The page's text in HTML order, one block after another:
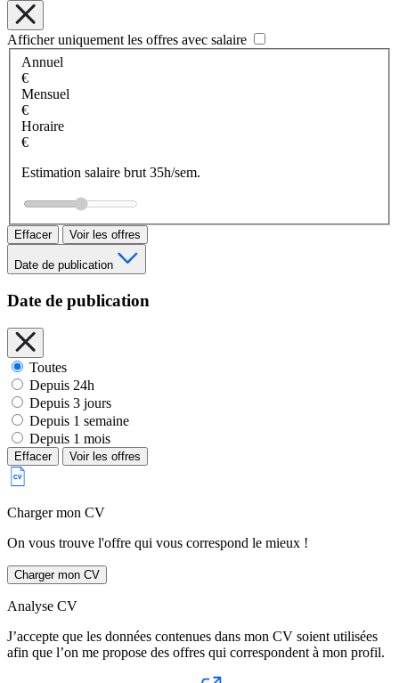
Afficher uniquement les offres avec salaire
Annuel
€
Mensuel
€
Horaire
€
Estimation salaire brut 35h/sem.
Effacer Voir les offres
Date de publication
Date de publication
Toutes
Depuis 24h
Depuis 3 jours
Depuis 1 semaine
Depuis 1 mois
Effacer Voir les offres
Charger mon CV
On vous trouve l'offre qui vous correspond le mieux !
Charger mon CV
Analyse CV
J’accepte que les données contenues dans mon CV soient utilisées
afin que l’on me propose des offres qui correspondent à mon profil.